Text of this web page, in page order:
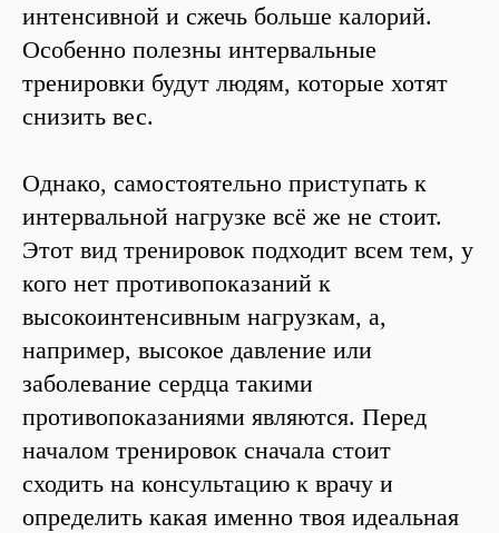
интенсивной и сжечь больше калорий.
Особенно полезны интервальные
тренировки будут людям, которые хотят
снизить вес.
Однако, самостоятельно приступать к
интервальной нагрузке всё же не стоит.
Этот вид тренировок подходит всем тем, у
кого нет противопоказаний к
высокоинтенсивным нагрузкам, а,
например, высокое давление или
заболевание сердца такими
противопоказаниями являются. Перед
началом тренировок сначала стоит
сходить на консультацию к врачу и
определить какая именно твоя идеальная